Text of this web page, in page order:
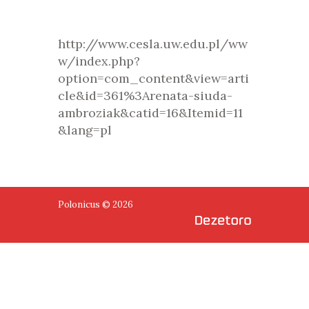
http://www.cesla.uw.edu.pl/ww
w/index.php?
option=com_content&view=arti
cle&id=361%3Arenata-siuda-
ambroziak&catid=16&Itemid=11
&lang=pl
Polonicus © 2026